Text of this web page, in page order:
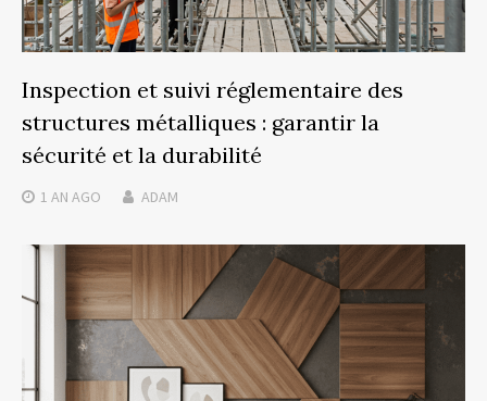
Inspection et suivi réglementaire des
structures métalliques : garantir la
sécurité et la durabilité
1 AN AGO ADAM